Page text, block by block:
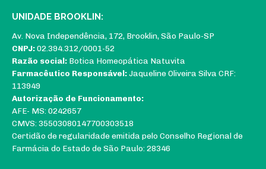
UNIDADE BROOKLIN:
Av. Nova Independência, 172, Brooklin, São Paulo-SP
CNPJ:02.394.312/0001-52
Razão social: Botica Homeopática Natuvita
Farmacêutico Responsável:Jaqueline Oliveira Silva CRF:
113949
Autorização de Funcionamento:
AFE- MS: 0242657
CMVS: 35503080147700303518
Certidão de regularidade emitida pelo Conselho Regional de
Farmácia do Estado de São Paulo: 28346